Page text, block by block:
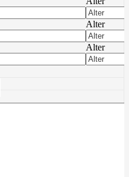
Alter
Alter